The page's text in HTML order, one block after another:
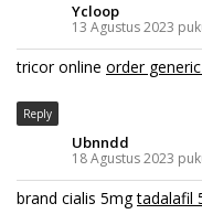
Ycloop
13 Agustus 2023
tricor online order
Reply
Ubnndd
18 Agustus 2023
brand cialis 5mgtadalafil